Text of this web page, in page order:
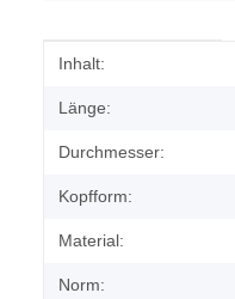
Produkteigenschaft
Wert
Inhalt:
Länge:
Durchmesser:
Kopfform:
Material:
Norm: